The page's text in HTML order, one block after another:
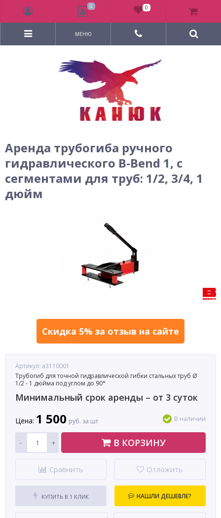
МЕНЮ
Аренда трубогиба ручного
гидравлического B-Bend 1, с
сегментами для труб: 1/2, 3/4, 1
дюйм
Скидка 5% за отзыв на сайте
Артикул: a3110001
Тpубогиб для точной гидравлической гибки стальных труб Ø
1/2 - 1 дюйма под углом до 90°
Минимальный срок аренды – от 3 суток
Цена: 1 500 руб. за шт В наличии
- + В КОРЗИНУ
Сравнить Отложить
КУПИТЬ В 1 КЛИК НАШЛИ ДЕШЕВЛЕ?
0 0